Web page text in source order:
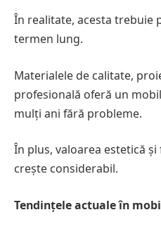
În realitate, acesta trebuie
termen lung.
Materialele de calitate,
profesională oferă un
mulți ani fără probleme.
În plus, valoarea estetică
crește considerabil.
Tendințele actuale în